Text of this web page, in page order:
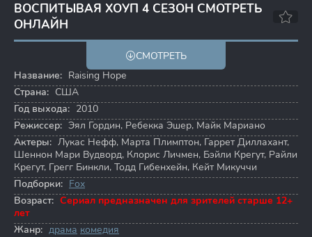
ВОСПИТЫВАЯ ХОУП 4 СЕЗОН СМОТРЕТЬ
ОНЛАЙН
СМОТРЕТЬ
Название: Raising Hope
Страна: США
Год выхода: 2010
Режиссер: Эял Гордин, Ребекка Эшер, Майк Мариано
Актеры: Лукас Нефф, Марта Плимптон, Гаррет Диллахант,
Шеннон Мари Вудворд, Клорис Личмен, Бэйли Крегут, Райли
Крегут, Грегг Бинкли, Тодд Гибенхейн, Кейт Микуччи
Подборки: Fox
Возраст: Сериал предназначен для зрителей старше 12+
лет
Жанр: драма комедия